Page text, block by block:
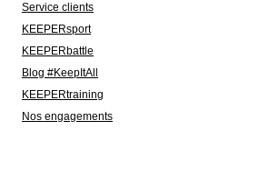
Service clients
KEEPERsport
KEEPERbattle
Blog #KeepItAll
KEEPERtraining
Nos engagements